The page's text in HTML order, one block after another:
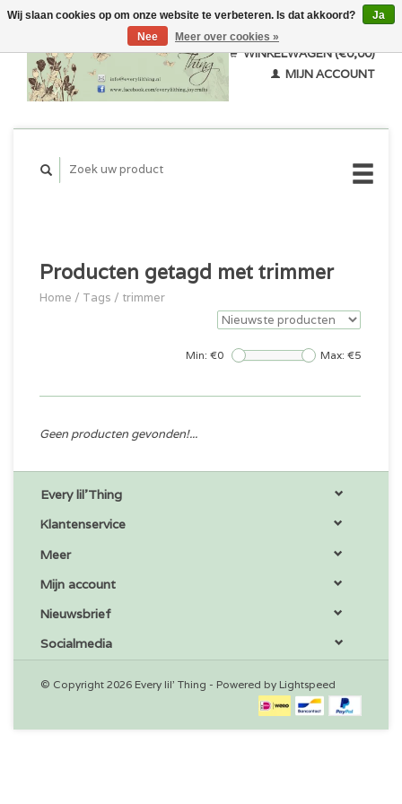
WINKELWAGEN (€0,00)
MIJN ACCOUNT
Producten getagd met trimmer
Home / Tags / trimmer
Min: €0 Max: €5
Geen producten gevonden!...
Every lil'Thing
Klantenservice
Meer
Mijn account
Nieuwsbrief
Socialmedia
© Copyright 2026 Every lil' Thing - Powered by Lightspeed
Wij slaan cookies op om onze website te verbeteren. Is dat akkoord?
Ja
Nee
Meer over cookies »